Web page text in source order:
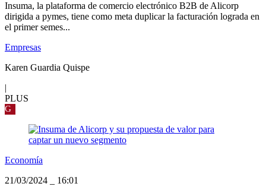
Insuma, la plataforma de comercio electrónico B2B de Alicorp
dirigida a pymes, tiene como meta duplicar la facturación lograda en
el primer semes...
Empresas
Karen Guardia Quispe
|
PLUS
G
Economía
21/03/2024
16:01